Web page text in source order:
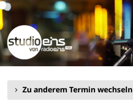
Zum
Inhalt
springen
Zu anderem Termin wechseln